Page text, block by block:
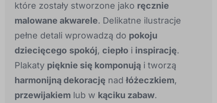
które zostały stworzone jako ręcznie
malowane akwarele. Delikatne ilustracje
pełne detali wprowadzą do pokoju
dziecięcego spokój, ciepło i inspirację.
Plakaty pięknie się komponują i tworzą
harmonijną dekorację nad łóżeczkiem,
przewijakiem lub w kąciku zabaw.